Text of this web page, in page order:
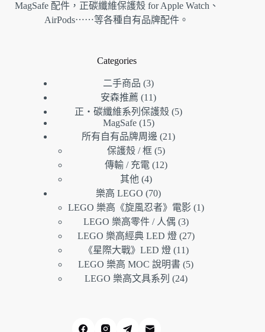
MagSafe 配件，正碳纖維保護殼 for Apple Watch、
AirPods⋯⋯等各種自有品牌配件。
Categories
二手商品 33
個
產
品
安森推薦 1111
個
產
品
正・碳纖維系列保護殼 55
MagSafe 1515
個
產
品
所有自有品牌周邊 2121
保護殼 / 框 55
個
傳輸 / 充電 1212
品
其他 44
個
產
品
樂高 LEGO 7070
個
產
品
LEGO 樂高《旋風忍者》電影 11
LEGO 樂高零件 / 人偶 33
個
產
品
LEGO 樂高經典 LED 燈 2727
產
《星際大戰》LED 燈 1111
個
產
LEGO 樂高 MOC 說明書 55
LEGO 樂高文具系列 2424